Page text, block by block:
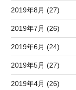
2019年8月 (27)
2019年7月 (26)
2019年6月 (24)
2019年5月 (27)
2019年4月 (26)